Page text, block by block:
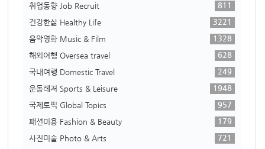
취업동향 Job Recruit
811
건강한삶 Healthy Life
3221
음악영화 Music & Film
1328
해외여행 Oversea travel
628
국내여행 Domestic Travel
249
운동레저 Sports & Leisure
1948
국제토픽 Global Topics
957
패션미용 Fashion & Beauty
179
사진미술 Photo & Arts
721